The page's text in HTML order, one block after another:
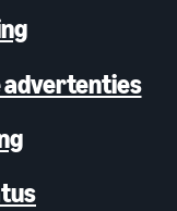
advertenties